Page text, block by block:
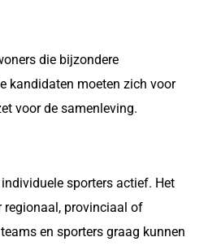
die bijzondere
kandidaten moeten zich voor
voor de samenleving.
sporters actief. Het
regionaal, provinciaal of
en sporters graag kunnen